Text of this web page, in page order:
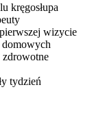
kręgosłupa
wizycie
zdrowotne
tydzień